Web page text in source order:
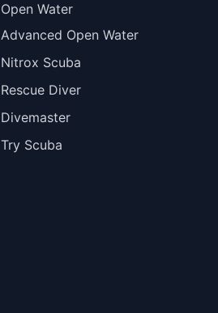
Open Water
Advanced Open Water
Nitrox Scuba
Rescue Diver
Divemaster
Try Scuba